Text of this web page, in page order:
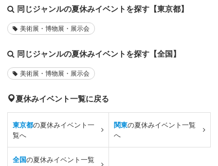
同じジャンルの夏休みイベントを探す【東京都】
美術展・博物展・展示会
同じジャンルの夏休みイベントを探す【全国】
美術展・博物展・展示会
夏休みイベント一覧に戻る
東京都の夏休みイベント一
覧へ
関東の夏休みイベント一覧
へ
全国の夏休みイベント一覧